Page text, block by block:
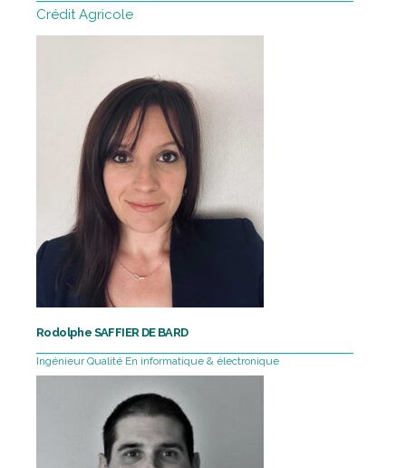
Crédit Agricole
Rodolphe SAFFIER DE BARD
Ingénieur Qualité En informatique & électronique